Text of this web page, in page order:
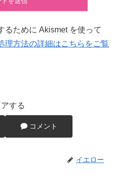
るために Akismet を使って
理方法の詳細はこちらをご覧
する
コメント
イエロー